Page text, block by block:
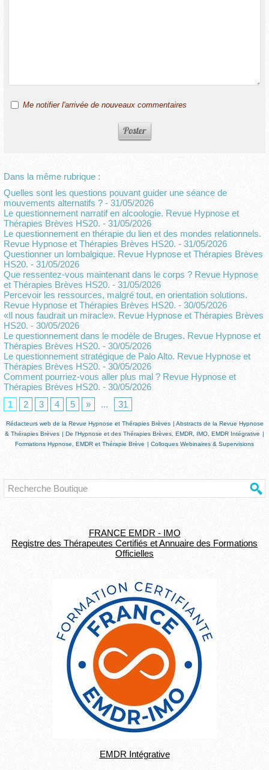
FRANCE EMDR - IMO
Registre des Thérapeutes Certifiés et Annuaire des Formations
Officielles
EMDR Intégrative
Me notifier l'arrivée de nouveaux commentaires
Dans la même rubrique :
Quelles sont les questions pouvant guider une séance de
mouvements alternatifs ? - 31/05/2026
Le questionnement narratif en alcoologie. Revue Hypnose et
Thérapies Brèves HS20. - 31/05/2026
Le questionnement en thérapie du lien et des mondes relationnels.
Revue Hypnose et Thérapies Brèves HS20. - 31/05/2026
Questionner un lombalgique. Revue Hypnose et Thérapies Brèves
HS20. - 31/05/2026
Que ressentez-vous maintenant dans le corps ? Revue Hypnose
et Thérapies Brèves HS20. - 31/05/2026
Percevoir les ressources, malgré tout, en orientation solutions.
Revue Hypnose et Thérapies Brèves HS20. - 30/05/2026
«Il nous faudrait un miracle». Revue Hypnose et Thérapies Brèves
HS20. - 30/05/2026
Le questionnement dans le modèle de Bruges. Revue Hypnose et
Thérapies Brèves HS20. - 30/05/2026
Le questionnement stratégique de Palo Alto. Revue Hypnose et
Thérapies Brèves HS20. - 30/05/2026
Comment pourriez-vous aller plus mal ? Revue Hypnose et
Thérapies Brèves HS20. - 30/05/2026
1
2 3 4 5 » ... 31
Rédacteurs web de la Revue Hypnose et Thérapies Brèves | Abstracts de la Revue Hypnose
& Thérapies Brèves | De l'Hypnose et des Thérapies Brèves, EMDR, IMO, EMDR Intégrative |
Formations Hypnose, EMDR et Thérapie Brève | Colloques Webinaires & Supervisions